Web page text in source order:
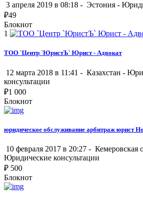
3 апреля 2019 в 08:18 - Эстония -
₽49
Блокнот
1
ТОО `Центр `ЮристЪ` Юрист - Адвокат
12 марта 2018 в 11:41 - Казахстан -
консультации
₽1 000
Блокнот
юридическое обслуживание арбитраж юрист
10 февраля 2017 в 20:27 - Кемеровская
Юридические консультации
₽ 500
Блокнот